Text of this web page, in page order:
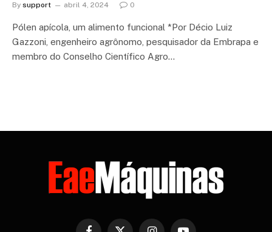
By support abril 4, 2024 0
Pólen apícola, um alimento funcional *Por Décio Luiz
Gazzoni, engenheiro agrônomo, pesquisador da Embrapa e
membro do Conselho Científico Agro…